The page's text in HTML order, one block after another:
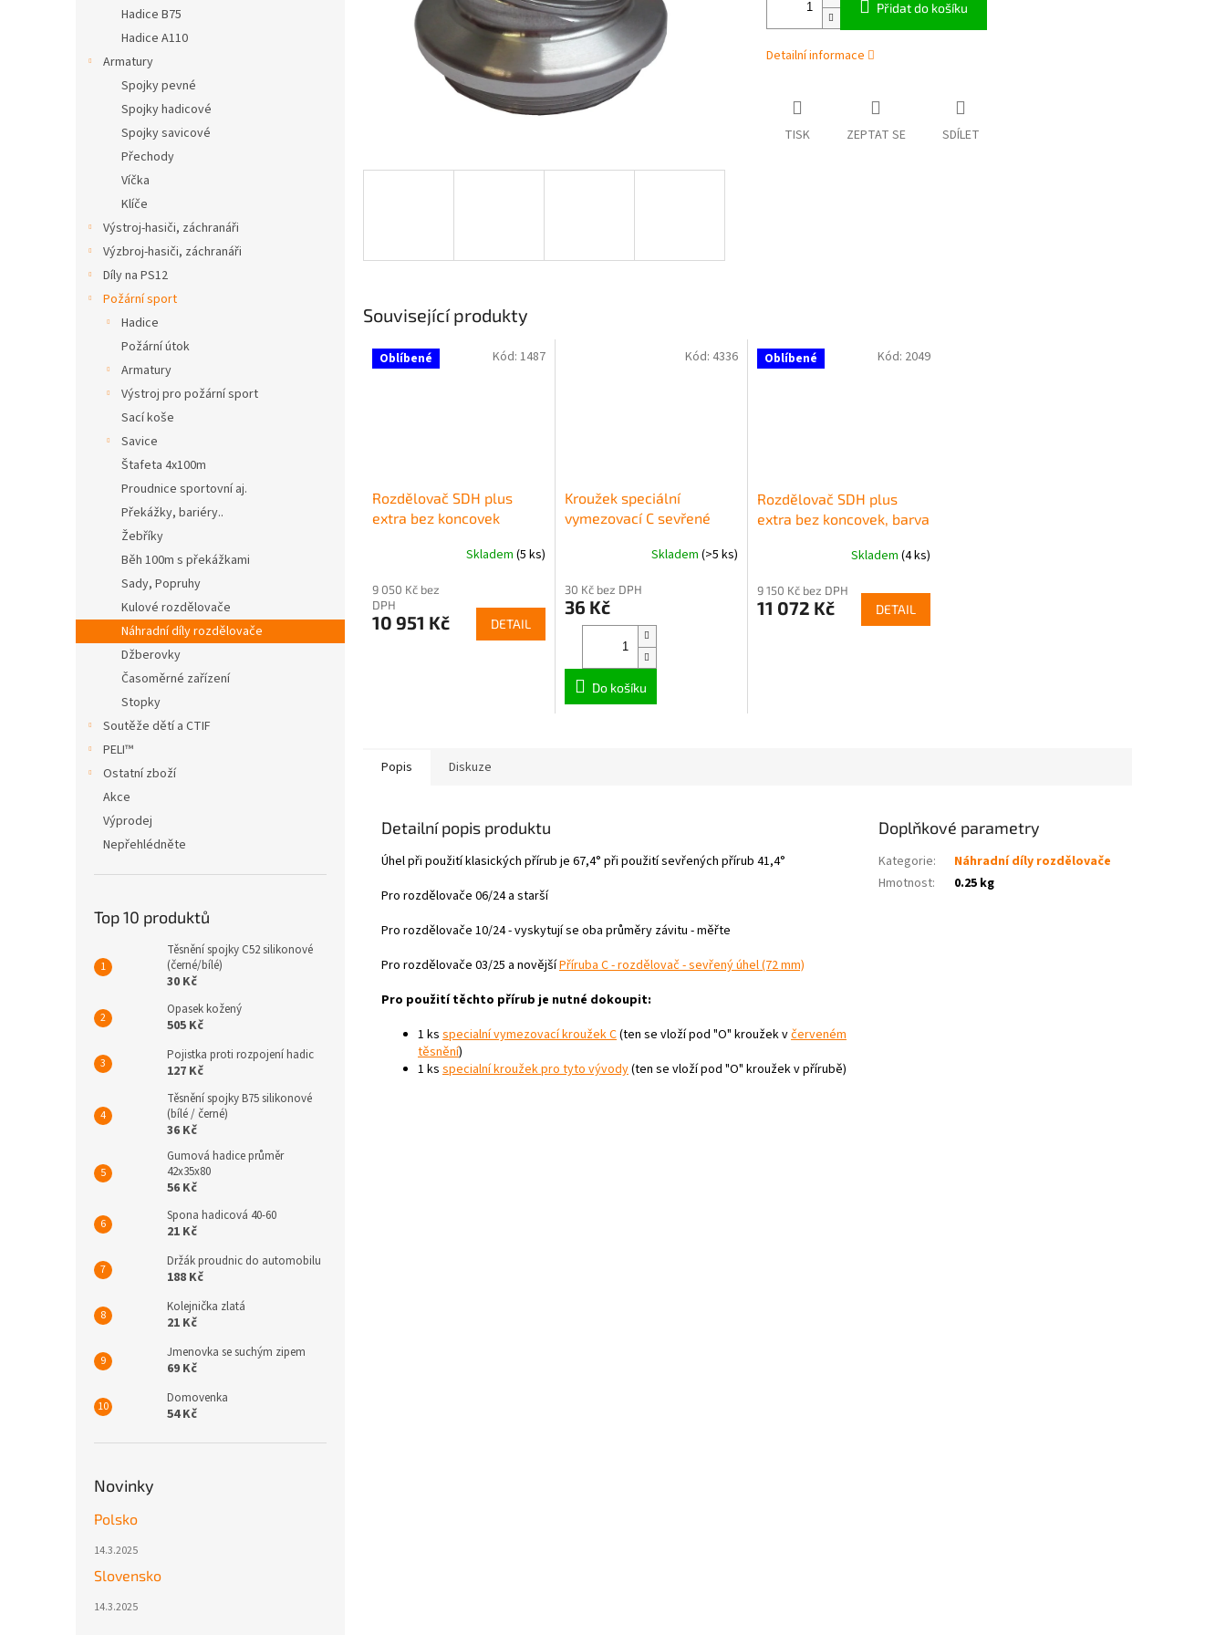
Hadice B75
Hadice A110
Armatury
Spojky pevné
Spojky hadicové
Spojky savicové
Přechody
Víčka
Klíče
Výstroj-hasiči, záchranáři
Výzbroj-hasiči, záchranáři
Díly na PS12
Požární sport
Hadice
Požární útok
Armatury
Výstroj pro požární sport
Sací koše
Savice
Štafeta 4x100m
Proudnice sportovní aj.
Překážky, bariéry..
Žebříky
Běh 100m s překážkami
Sady, Popruhy
Kulové rozdělovače
Náhradní díly rozdělovače
Džberovky
Časoměrné zařízení
Stopky
Soutěže dětí a CTIF
PELI™
Ostatní zboží
Akce
Výprodej
Nepřehlédněte
Top 10 produktů
Těsnění spojky C52 silikonové
(černé/bílé)
30 Kč
Opasek kožený
505 Kč
Pojistka proti rozpojení hadic
127 Kč
Těsnění spojky B75 silikonové
(bílé / černé)
36 Kč
Gumová hadice průměr
42x35x80
56 Kč
Spona hadicová 40-60
21 Kč
Držák proudnic do automobilu
188 Kč
Kolejnička zlatá
21 Kč
Jmenovka se suchým zipem
69 Kč
Domovenka
54 Kč
Novinky
Polsko
14.3.2025
Slovensko
14.3.2025
Přidat do košíku
Detailní informace
TISK ZEPTAT SE SDÍLET
Související produkty
Oblíbené
Rozdělovač SDH plus
extra bez koncovek
Skladem (5 ks)
9 050 Kč bez
DPH
10 951 Kč DETAIL
Kód: 1487
Kroužek speciální
vymezovací C sevřené
Skladem (>5 ks)
30 Kč bez DPH
36 Kč
Do košíku
Kód: 4336 Oblíbené
Rozdělovač SDH plus
extra bez koncovek, barva
Skladem(4 ks)
9 150 Kč bez DPH
11 072 Kč DETAIL
Kód: 2049
Popis Diskuze
Detailní popis produktu
Úhel při použití klasických přírub je 67,4° při použití sevřených přírub 41,4°
Pro rozdělovače 06/24 a starší
Pro rozdělovače 10/24 - vyskytují se oba průměry závitu - měřte
Pro rozdělovače 03/25 a novějšíPříruba C - rozdělovač - sevřený úhel (72 mm)
Pro použití těchto přírub je nutné dokoupit:
1 ks specialní vymezovací kroužek C(ten se vloží pod "O" kroužek včerveném
těsnění)
1 ks specialní kroužek pro tyto vývody(ten se vloží pod "O" kroužek v přírubě)
Doplňkové parametry
Kategorie:
Náhradní díly rozdělovače
Hmotnost: 0.25 kg